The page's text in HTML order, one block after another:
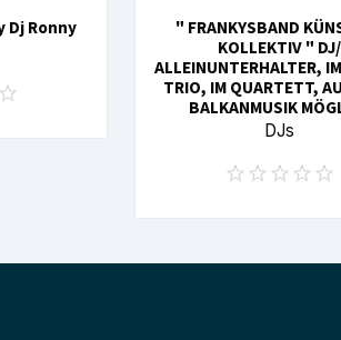
Dj Ronny
" FRANKYSBAND
KOLLEKTIV " DJ/
ALLEINUNTERHALTER,
TRIO, IM QUARTETT,
BALKANMUSIK
DJs